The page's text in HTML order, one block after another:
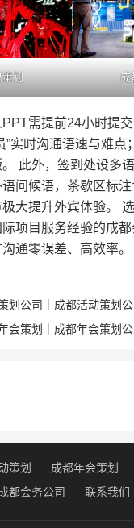
划 成
需提前24小时提
”实时沟通语速与难点
此外，签到处设多
问候语，茶歇区标
大提升外宾体验。
项目服务经验的成都
通零误差、高效率。
划公司｜成都活动策划
会策划｜成都年会策划
策划 成都年会策划
都会务公司
联系我们